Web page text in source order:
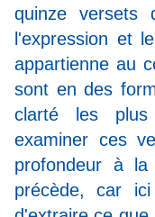
quinze versets
l'expression et
appartienne au
sont en des
clarté les
examiner ces
profondeur à
précède, car